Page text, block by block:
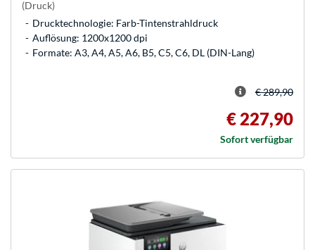
(Druck)
Drucktechnologie: Farb-Tintenstrahldruck
Auflösung: 1200x1200 dpi
Formate: A3, A4, A5, A6, B5, C5, C6, DL (DIN-Lang)
€ 289,90
€ 227,90
Sofort verfügbar